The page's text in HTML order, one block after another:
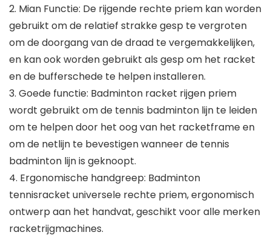
2. Mian Functie: De rijgende rechte priem kan worden
gebruikt om de relatief strakke gesp te vergroten
om de doorgang van de draad te vergemakkelijken,
en kan ook worden gebruikt als gesp om het racket
en de bufferschede te helpen installeren.
3. Goede functie: Badminton racket rijgen priem
wordt gebruikt om de tennis badminton lijn te leiden
om te helpen door het oog van het racketframe en
om de netlijn te bevestigen wanneer de tennis
badminton lijn is geknoopt.
4. Ergonomische handgreep: Badminton
tennisracket universele rechte priem, ergonomisch
ontwerp aan het handvat, geschikt voor alle merken
racketrijgmachines.